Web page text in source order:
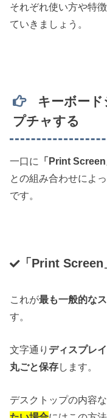
それぞれ使い方や特
ていきましょう。
キーボー
プチャする
一口に 「Print
との組み合わせによ
です。
「Print Screen
これが最も一般的な
す。
文字通り ディスプレ
丸ごと保存します。
デスクトップの内容